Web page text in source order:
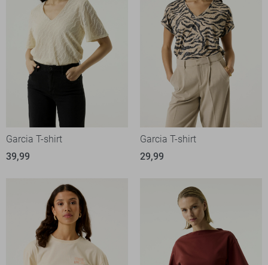
Garcia T-shirt
39,99
Garcia T-shirt
29,99